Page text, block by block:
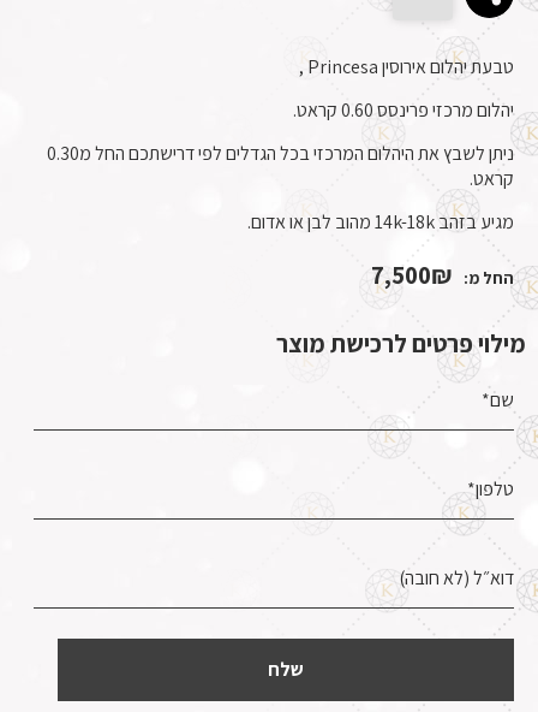
טבעת יהלום אירוסין Princesa ,
יהלום מרכזי פרינסס 0.60 קראט.
ניתן לשבץ את היהלום המרכזי בכל הגדלים לפי דרישתכם החל מ0.30
קראט.
מגיע בזהב 14k-18k מהוב לבן או אדום.
החל מ: 7,500₪
מילוי פרטים לרכישת מוצר